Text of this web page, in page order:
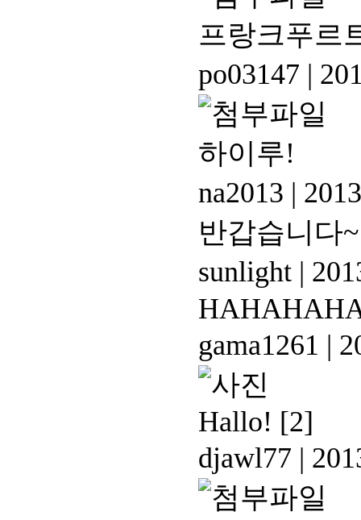
프랑크푸르
po03147 |
하이루!
na2013 |
반갑습니다~
sunlight |
gama1261 |
Hallo! [2]
djawl77 |